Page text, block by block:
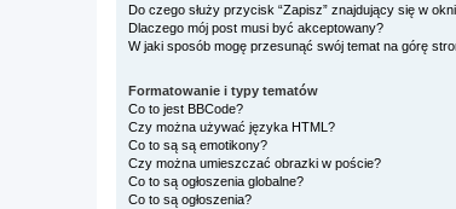
Do czego służy przycisk “Zapisz” znajdujący się w
Dlaczego mój post musi być akceptowany?
W jaki sposób mogę przesunąć swój temat na górę
Formatowanie i typy tematów
Co to jest BBCode?
Czy można używać języka HTML?
Co to są są emotikony?
Czy można umieszczać obrazki w poście?
Co to są ogłoszenia globalne?
Co to są ogłoszenia?